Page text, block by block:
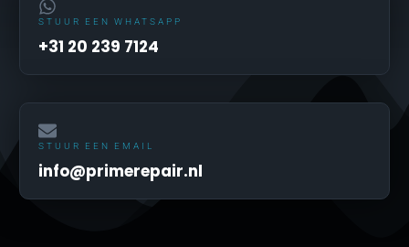
STUUR EEN WHATSAPP
+31 20 239 7124
STUUR EEN EMAIL
info@primerepair.nl